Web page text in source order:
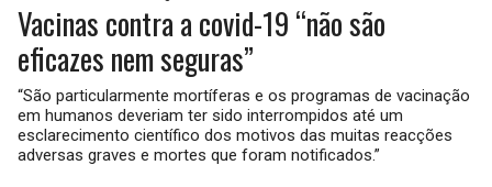
Vacinas contra a covid-19 “não são
eficazes nem seguras”
“São particularmente mortíferas e os programas de vacinação
em humanos deveriam ter sido interrompidos até um
esclarecimento científico dos motivos das muitas reacções
adversas graves e mortes que foram notificados.”